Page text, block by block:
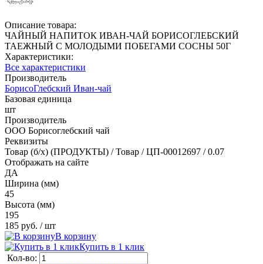
Описание товара:
ЧАЙНЫЙ НАПИТОК ИВАН-ЧАЙ БОРИСОГЛЕБСКИЙ
ТАЕЖНЫЙ С МОЛОДЫМИ ПОБЕГАМИ СОСНЫ 50Г
Характеристики:
Все характеристики
Производитель
БорисоГлебский Иван-чай
Базовая единица
шт
Производитель
ООО Борисоглебский чай
Реквизиты
Товар (б/х) (ПРОДУКТЫ) / Товар / ЦП-00012697 / 0.07
Отображать на сайте
ДА
Ширина (мм)
45
Высота (мм)
195
185 руб. / шт
В корзину
Купить в 1 клик
Кол-во: